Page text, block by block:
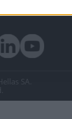
SA.